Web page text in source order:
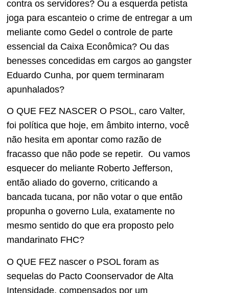
contra os servidores? Ou a esquerda petista
joga para escanteio o crime de entregar a um
meliante como Gedel o controle de parte
essencial da Caixa Econômica? Ou das
benesses concedidas em cargos ao gangster
Eduardo Cunha, por quem terminaram
apunhalados?
O QUE FEZ NASCER O PSOL, caro Valter,
foi política que hoje, em âmbito interno, você
não hesita em apontar como razão de
fracasso que não pode se repetir. Ou vamos
esquecer do meliante Roberto Jefferson,
então aliado do governo, criticando a
bancada tucana, por não votar o que então
propunha o governo Lula, exatamente no
mesmo sentido do que era proposto pelo
mandarinato FHC?
O QUE FEZ nascer o PSOL foram as
sequelas do Pacto Coonservador de Alta
Intensidade, compensados por um